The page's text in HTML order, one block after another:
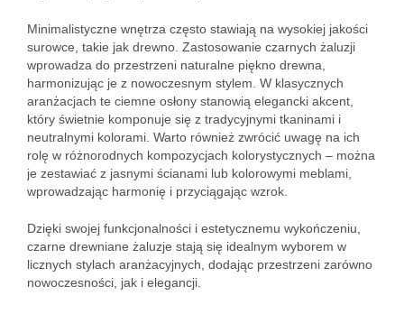
Minimalistyczne wnętrza często stawiają na wysokiej jakości
surowce, takie jak drewno. Zastosowanie czarnych żaluzji
wprowadza do przestrzeni naturalne piękno drewna,
harmonizując je z nowoczesnym stylem. W klasycznych
aranżacjach te ciemne osłony stanowią elegancki akcent,
który świetnie komponuje się z tradycyjnymi tkaninami i
neutralnymi kolorami. Warto również zwrócić uwagę na ich
rolę w różnorodnych kompozycjach kolorystycznych – można
je zestawiać z jasnymi ścianami lub kolorowymi meblami,
wprowadzając harmonię i przyciągając wzrok.
Dzięki swojej funkcjonalności i estetycznemu wykończeniu,
czarne drewniane żaluzje stają się idealnym wyborem w
licznych stylach aranżacyjnych, dodając przestrzeni zarówno
nowoczesności, jak i elegancji.